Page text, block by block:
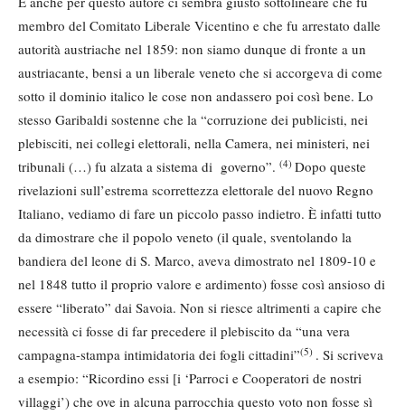
membro del Comitato Liberale Vicentino e che fu arrestato dalle
autorità austriache nel 1859: non siamo dunque di fronte a un
austriacante, bensi a un liberale veneto che si accorgeva di come
sotto il dominio italico le cose non andassero poi così bene. Lo
stesso Garibaldi sostenne che la “corruzione dei publicisti, nei
plebisciti, nei collegi elettorali, nella Camera, nei ministeri, nei
tribunali (…) fu alzata a sistema di governo”. (4) Dopo queste
rivelazioni sull’estrema scorrettezza elettorale del nuovo Regno
Italiano, vediamo di fare un piccolo passo indietro. È infatti tutto
da dimostrare che il popolo veneto (il quale, sventolando la
bandiera del leone di S. Marco, aveva dimostrato nel 1809-10 e
nel 1848 tutto il proprio valore e ardimento) fosse così ansioso di
essere “liberato” dai Savoia. Non si riesce altrimenti a capire che
necessità ci fosse di far precedere il plebiscito da “una vera
campagna-stampa intimidatoria dei fogli cittadini”(5) . Si scriveva
a esempio: “Ricordino essi [i ‘Parroci e Cooperatori de nostri
villaggi’) che ove in alcuna parrocchia questo voto non fosse sì